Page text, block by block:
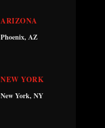
ARIZONA
Phoenix, AZ
NEW YORK
New York, NY